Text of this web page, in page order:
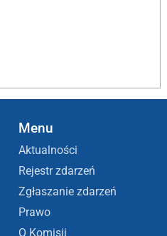
Menu
Aktualności
Rejestr zdarzeń
Zgłaszanie zdarzeń
Prawo
O Komisji